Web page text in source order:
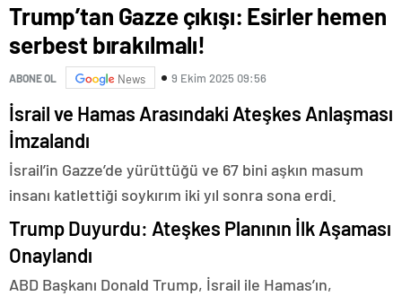
Trump’tan Gazze çıkışı: Esirler hemen
serbest bırakılmalı!
ABONE OL News 9 Ekim 2025 09:56
İsrail ve Hamas Arasındaki Ateşkes Anlaşması
İmzalandı
İsrail’in Gazze’de yürüttüğü ve 67 bini aşkın masum
insanı katlettiği soykırım iki yıl sonra sona erdi.
Trump Duyurdu: Ateşkes Planının İlk Aşaması
Onaylandı
ABD Başkanı Donald Trump, İsrail ile Hamas’ın,